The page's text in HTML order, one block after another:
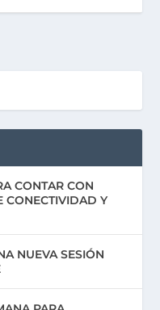
CONTAR CON
CONECTIVIDAD Y
NUEVA SESIÓN